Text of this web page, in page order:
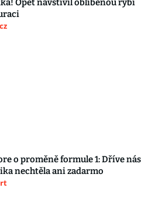
Opět navštívil oblíbenou rybí
o proměně formule 1: Dříve nás
nechtěla ani zadarmo